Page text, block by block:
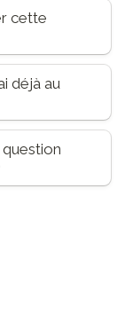
cette
déjà au